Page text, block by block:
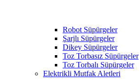
Robot Süpürgeler
Şarjlı Süpürgeler
Dikey Süpürgeler
Toz Torbasız Süpürgeler
Toz Torbalı Süpürgeler
Elektrikli Mutfak Aletleri